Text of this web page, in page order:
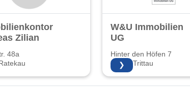
Zilian
48a
W&U Immobilien
UG
Hinter den Höfen 7
22946 Trittau
❯